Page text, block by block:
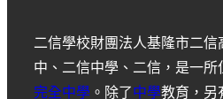
二信學校財團法人基隆市二信
中 、 二信中學 、 二信 ，是一所
完全中學 。除了中學教育，另